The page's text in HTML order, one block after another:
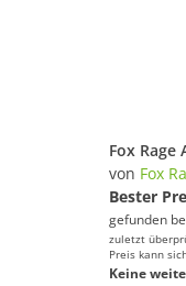
von Fox
Bester
gefunden
zuletzt
Preis kann
Keine